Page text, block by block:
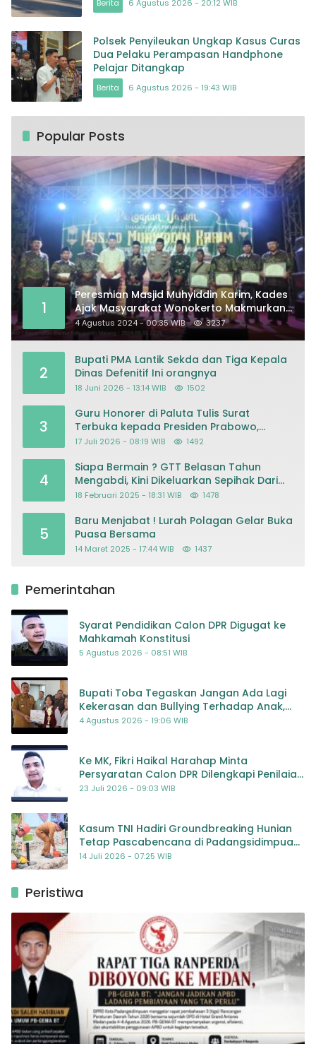
Berita 6 Agustus 2026 - 20:12 WIB
Polsek Penyileukan Ungkap Kasus Curas
Dua Pelaku Perampasan Handphone
Pelajar Ditangkap
Berita 6 Agustus 2026 - 19:43 WIB
Popular Posts
1
Peresmian Masjid Muhyiddin Karim, Kades
Ajak Masyarakat Wonokerto Makmurkan
Masjid
4 Agustus 2024 - 00:35 WIB 3237
2
Bupati PMA Lantik Sekda dan Tiga Kepala
Dinas Defenitif Ini orangnya
18 Juni 2026 - 13:14 WIB 1502
3
Guru Honorer di Paluta Tulis Surat
Terbuka kepada Presiden Prabowo,
Mohon Keadilan atas Dugaan
17 Juli 2026 - 08:19 WIB 1492
4
Siapa Bermain ? GTT Belasan Tahun
Mengabdi, Kini Dikeluarkan Sepihak Dari
Dapodik
18 Februari 2025 - 18:31 WIB 1478
5
Baru Menjabat ! Lurah Polagan Gelar Buka
Puasa Bersama
14 Maret 2025 - 17:44 WIB 1437
Pemerintahan
Syarat Pendidikan Calon DPR Digugat ke
Mahkamah Konstitusi
5 Agustus 2026 - 08:51 WIB
Bupati Toba Tegaskan Jangan Ada Lagi
Kekerasan dan Bullying Terhadap Anak,
Dorong Kolaborasi Seluruh Pihak
4 Agustus 2026 - 19:06 WIB
Ke MK, Fikri Haikal Harahap Minta
Persyaratan Calon DPR Dilengkapi Penilaian
Kompetensi
23 Juli 2026 - 09:03 WIB
Kasum TNI Hadiri Groundbreaking Hunian
Tetap Pascabencana di Padangsidimpuan,
Harapan Baru bagi Penyintas
14 Juli 2026 - 07:25 WIB
Peristiwa